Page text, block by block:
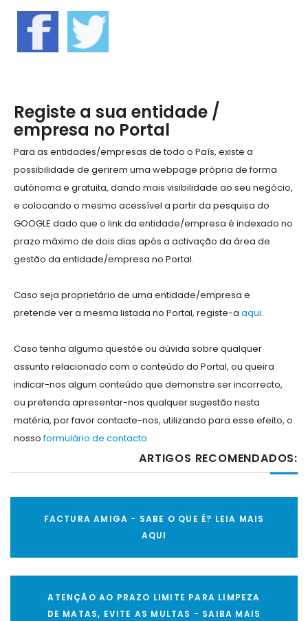
Registe a sua entidade /
empresa no Portal
Para as entidades/empresas de todo o País, existe a
possibilidade de gerirem uma webpage própria de forma
autónoma e gratuita, dando mais visibilidade ao seu negócio,
e colocando o mesmo acessível a partir da pesquisa do
GOOGLE dado que o link da entidade/empresa é indexado no
prazo máximo de dois dias após a activação da área de
gestão da entidade/empresa no Portal.
Caso seja proprietário de uma entidade/empresa e
pretende ver a mesma listada no Portal, registe-a aqui.
Caso tenha alguma questõe ou dúvida sobre qualquer
assunto relacionado com o conteúdo do Portal, ou queira
indicar-nos algum conteúdo que demonstre ser incorrecto,
ou pretenda apresentar-nos qualquer sugestão nesta
matéria, por favor contacte-nos, utilizando para esse efeito, o
nossoformulário de contacto
ARTIGOS RECOMENDADOS:
FACTURA AMIGA - SABE O QUE É? LEIA MAIS
AQUI
ATENÇÃO AO PRAZO LIMITE PARA LIMPEZA
DE MATAS, EVITE AS MULTAS - SAIBA MAIS